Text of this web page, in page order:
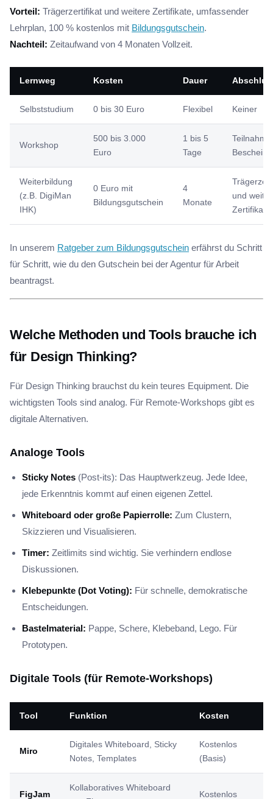
Vorteil: Trägerzertifikat und weitere Zertifikate, umfassender
Lehrplan, 100 % kostenlos mit Bildungsgutschein.
Nachteil: Zeitaufwand von 4 Monaten Vollzeit.
Lernweg Kosten Dauer
Selbststudium 0 bis 30 Euro Flexibel Keiner
Workshop
500 bis 3.000
Euro
1 bis 5
Tage
Weiterbildung
(z.B. DigiMan
IHK)
0 Euro mit
Bildungsgutschein
4
Monate
und
Zertifikate
In unserem Ratgeber zum Bildungsgutschein erfährst du Schritt
für Schritt, wie du den Gutschein bei der Agentur für Arbeit
beantragst.
Welche Methoden und Tools brauche ich
für Design Thinking?
Für Design Thinking brauchst du kein teures Equipment. Die
wichtigsten Tools sind analog. Für Remote-Workshops gibt es
digitale Alternativen.
Analoge Tools
Sticky Notes (Post-its): Das Hauptwerkzeug. Jede Idee,
jede Erkenntnis kommt auf einen eigenen Zettel.
Whiteboard oder große Papierrolle: Zum Clustern,
Skizzieren und Visualisieren.
Timer: Zeitlimits sind wichtig. Sie verhindern endlose
Diskussionen.
Klebepunkte (Dot Voting): Für schnelle, demokratische
Entscheidungen.
Bastelmaterial: Pappe, Schere, Klebeband, Lego. Für
Prototypen.
Digitale Tools (für Remote-Workshops)
Tool Funktion Kosten
Miro
Digitales Whiteboard, Sticky
Notes, Templates
Kostenlos
(Basis)
FigJam
Kollaboratives Whiteboard
Kostenlos